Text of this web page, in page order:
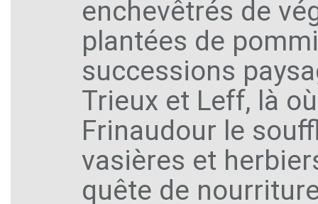
enchevêtrés de
plantées de
successions
Trieux et Leff, là
Frinaudour le
vasières et
quête de